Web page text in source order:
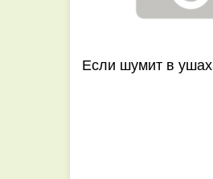
Если шумит в ушах